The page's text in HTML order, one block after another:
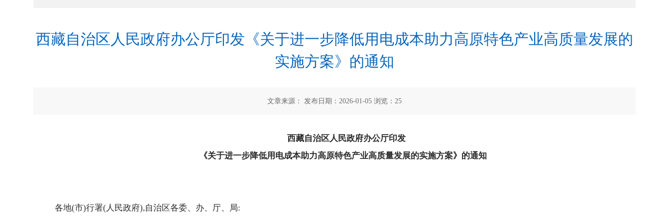
西藏自治区人民政府办公厅印发《关于进一步降低用电成本助力高原特色产业高质量发展的
实施方案》的通知
文章来源： 发布日期：2026-01-05 浏览： 25
西藏自治区人民政府办公厅印发
《关于进一步降低用电成本助力高原特色产业高质量发展的实施方案》的通知
各地(市)行署(人民政府),自治区各委、办、厅、局: